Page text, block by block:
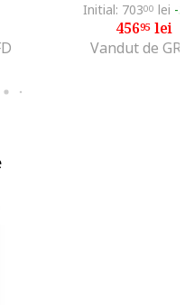
Initial: 70300 lei -
45695lei
Vandut de